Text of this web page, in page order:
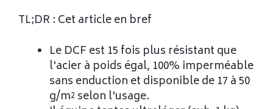
TL;DR : Cet article en bref
Le DCF est 15 fois plus résistant que
l'acier à poids égal, 100% imperméable
sans enduction et disponible de 17 à 50
g/m² selon l'usage.